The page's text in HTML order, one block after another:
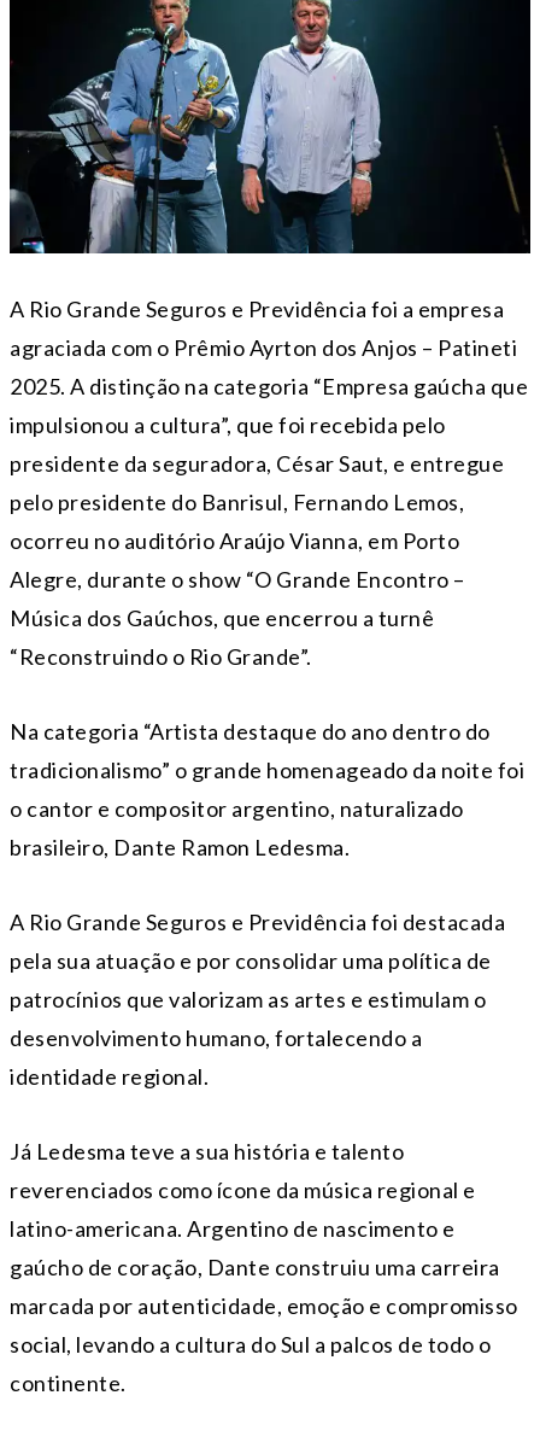
A Rio Grande Seguros e Previdência foi a empresa
agraciada com o Prêmio Ayrton dos Anjos – Patineti
2025. A distinção na categoria “Empresa gaúcha que
impulsionou a cultura”, que foi recebida pelo
presidente da seguradora, César Saut, e entregue
pelo presidente do Banrisul, Fernando Lemos,
ocorreu no auditório Araújo Vianna, em Porto
Alegre, durante o show “O Grande Encontro –
Música dos Gaúchos, que encerrou a turnê
“Reconstruindo o Rio Grande”.
Na categoria “Artista destaque do ano dentro do
tradicionalismo” o grande homenageado da noite foi
o cantor e compositor argentino, naturalizado
brasileiro, Dante Ramon Ledesma.
A Rio Grande Seguros e Previdência foi destacada
pela sua atuação e por consolidar uma política de
patrocínios que valorizam as artes e estimulam o
desenvolvimento humano, fortalecendo a
identidade regional.
Já Ledesma teve a sua história e talento
reverenciados como ícone da música regional e
latino-americana. Argentino de nascimento e
gaúcho de coração, Dante construiu uma carreira
marcada por autenticidade, emoção e compromisso
social, levando a cultura do Sul a palcos de todo o
continente.